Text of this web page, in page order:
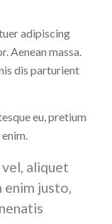
adipiscing
Aenean massa.
dis parturient
eu, pretium
aliquet
justo,